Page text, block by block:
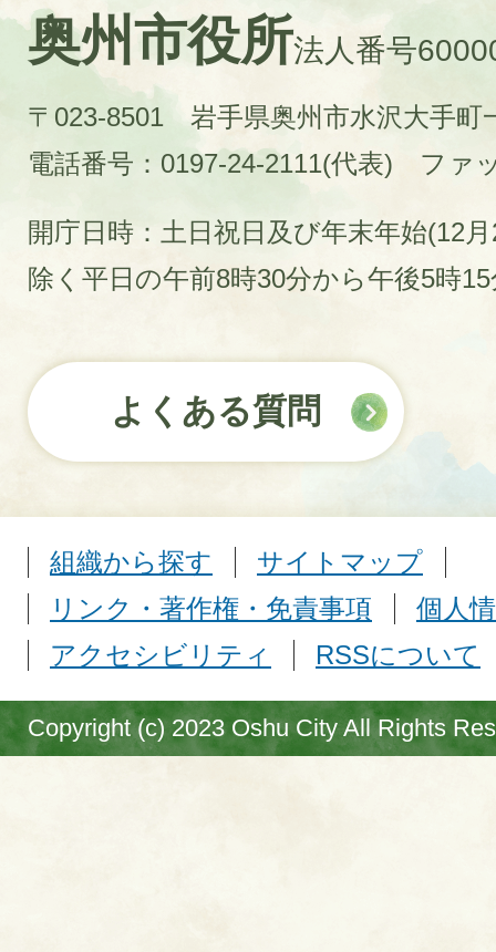
奥州市役所法人番号
〒023-8501 岩手県奥州市水沢大手町
電話番号：0197-24-2111(代表)
ファ
開庁日時：土日祝日及び年末年始(12
除く平日の午前8時30分から午後5時
よくある質問
組織から探す
サイトマップ
リンク・著作権・免責事項
個人
アクセシビリティ
RSSについて
Copyright (c) 2023 Oshu City All Rights